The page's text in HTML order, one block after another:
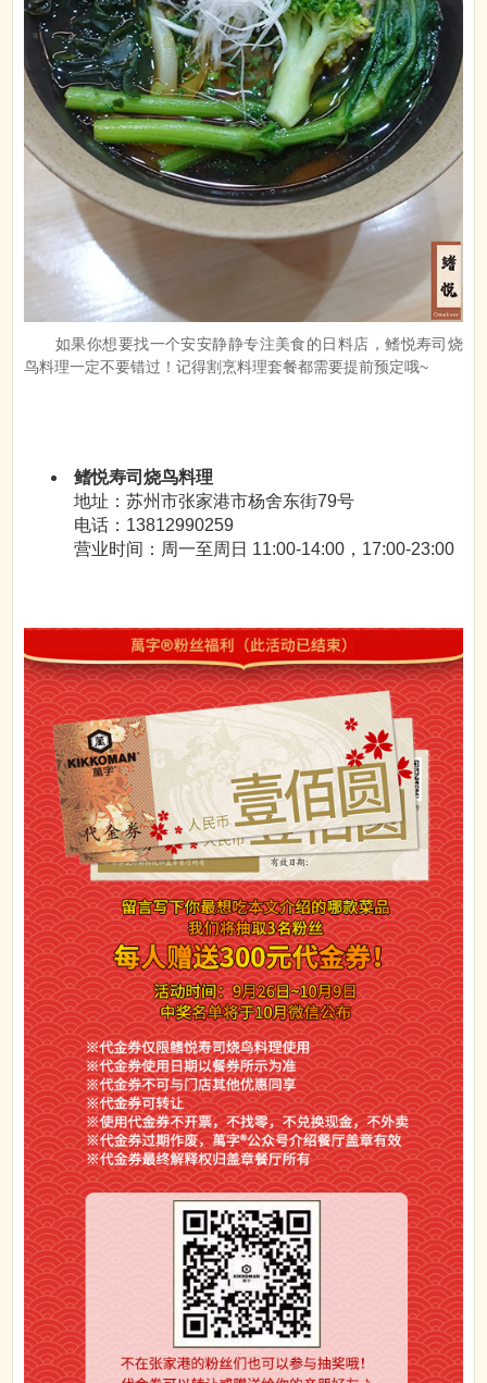
如果你想要找一个安安静静专注美食的日料店，鳍悦寿司烧
鸟料理一定不要错过！记得割烹料理套餐都需要提前预定哦~
鳍悦寿司烧鸟料理
地址：苏州市张家港市杨舍东街79号
电话：13812990259
营业时间：周一至周日 11:00-14:00，17:00-23:00